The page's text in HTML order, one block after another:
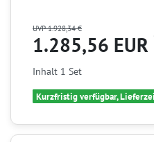
UVP 1.928,34 €
1.285,56 EUR
Inhalt 1 Set
Kurzfristig verfügbar,